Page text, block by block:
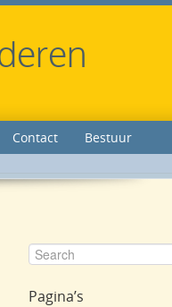
Contact Bestuur
Pagina’s